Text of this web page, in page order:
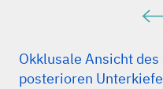
Okklusale Ansicht
posterioren